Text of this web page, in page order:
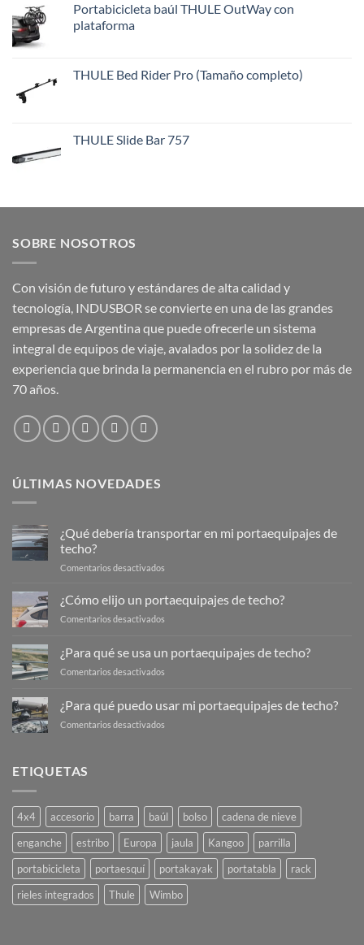
Portabicicleta baúl THULE OutWay con
plataforma
THULE Bed Rider Pro (Tamaño completo)
THULE Slide Bar 757
SOBRE NOSOTROS
Con visión de futuro y estándares de alta calidad y
tecnología, INDUSBOR se convierte en una de las grandes
empresas de Argentina que puede ofrecerle un sistema
integral de equipos de viaje, avalados por la solidez de la
experiencia que brinda la permanencia en el rubro por más de
70 años.
ÚLTIMAS NOVEDADES
¿Qué debería transportar en mi portaequipajes de
techo?
Comentarios desactivados
debería
transportar
portaequipajes
de
¿Cómo elijo un portaequipajes de techo?
Comentarios desactivados
un
¿Para qué se usa un portaequipajes de techo?
Comentarios desactivados
se
¿Para qué puedo usar mi portaequipajes de techo?
Comentarios desactivados
portaequipajes
de
techo?
ETIQUETAS
4x4 accesorio barra baúl bolso
cadena de nieve
enganche
estribo Europa jaula Kangoo
parrilla
portabicicleta
portaesquí portakayak portatabla
rack
rieles integrados
Thule Wimbo